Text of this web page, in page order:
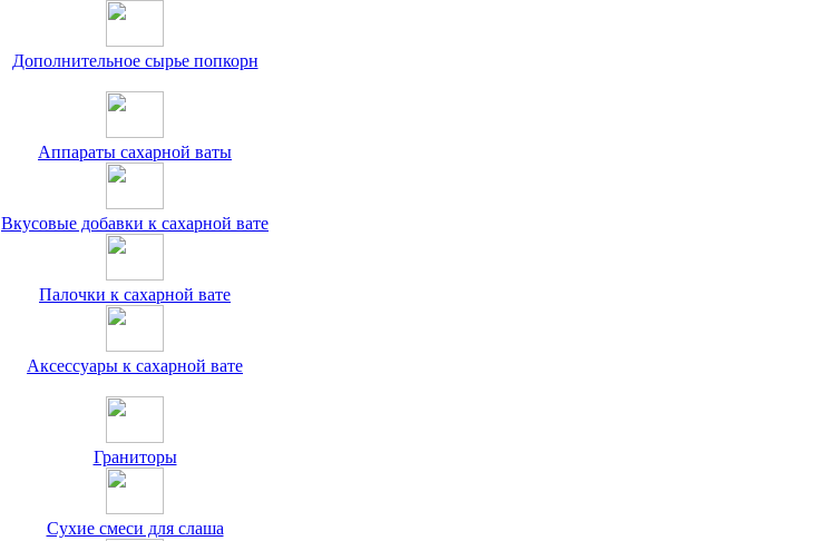
Дополнительное сырье попкорн
Аппараты сахарной ваты
Вкусовые добавки к сахарной вате
Палочки к сахарной вате
Аксессуары к сахарной вате
Граниторы
Сухие смеси для слаша